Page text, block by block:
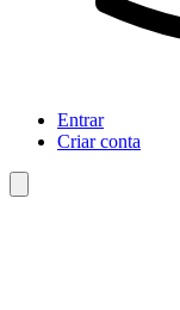
Entrar
Criar conta